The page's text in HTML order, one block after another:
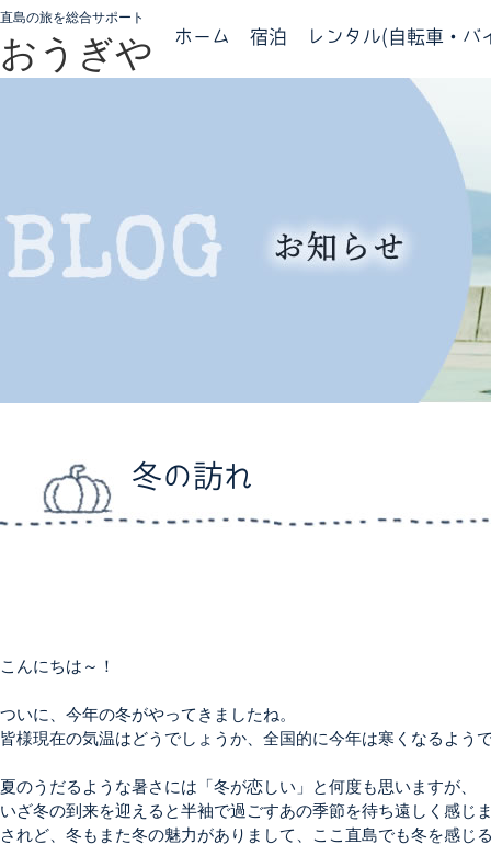
直島の旅を総合サポート
おうぎや ホーム 宿泊 レンタル(自転車・バ
冬の訪れ
こんにちは～！
ついに、今年の冬がやってきましたね。
皆様現在の気温はどうでしょうか、全国的に今年は寒くなるよう
夏のうだるような暑さには「冬が恋しい」と何度も思いますが、
いざ冬の到来を迎えると半袖で過ごすあの季節を待ち遠しく感じ
されど、冬もまた冬の魅力がありまして、ここ直島でも冬を感じ